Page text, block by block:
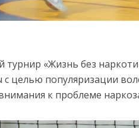
турнир «Жизнь без
с целью популяризации
к проблеме